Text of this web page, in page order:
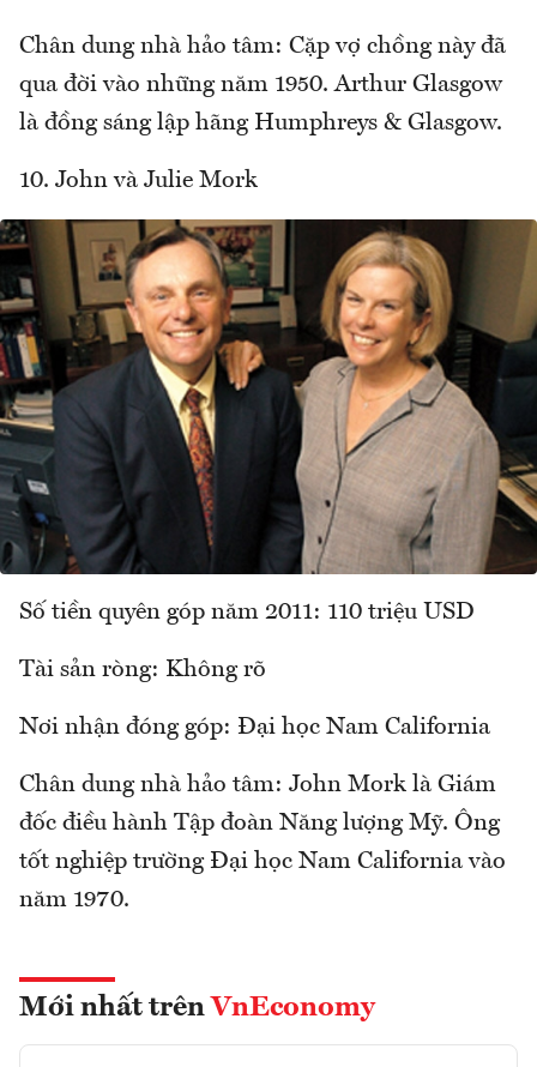
Chân dung nhà hảo tâm: Cặp vợ chồng này đã
qua đời vào những năm 1950. Arthur Glasgow
là đồng sáng lập hãng Humphreys & Glasgow.
10. John và Julie Mork
Số tiền quyên góp năm 2011: 110 triệu USD
Tài sản ròng: Không rõ
Nơi nhận đóng góp: Đại học Nam California
Chân dung nhà hảo tâm: John Mork là Giám
đốc điều hành Tập đoàn Năng lượng Mỹ. Ông
tốt nghiệp trường Đại học Nam California vào
năm 1970.
Mới nhất trên VnEconomy